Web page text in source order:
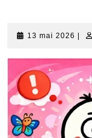
13 mai 2026